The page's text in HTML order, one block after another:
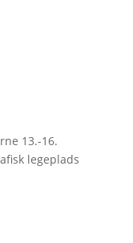
13.-16.
legeplads